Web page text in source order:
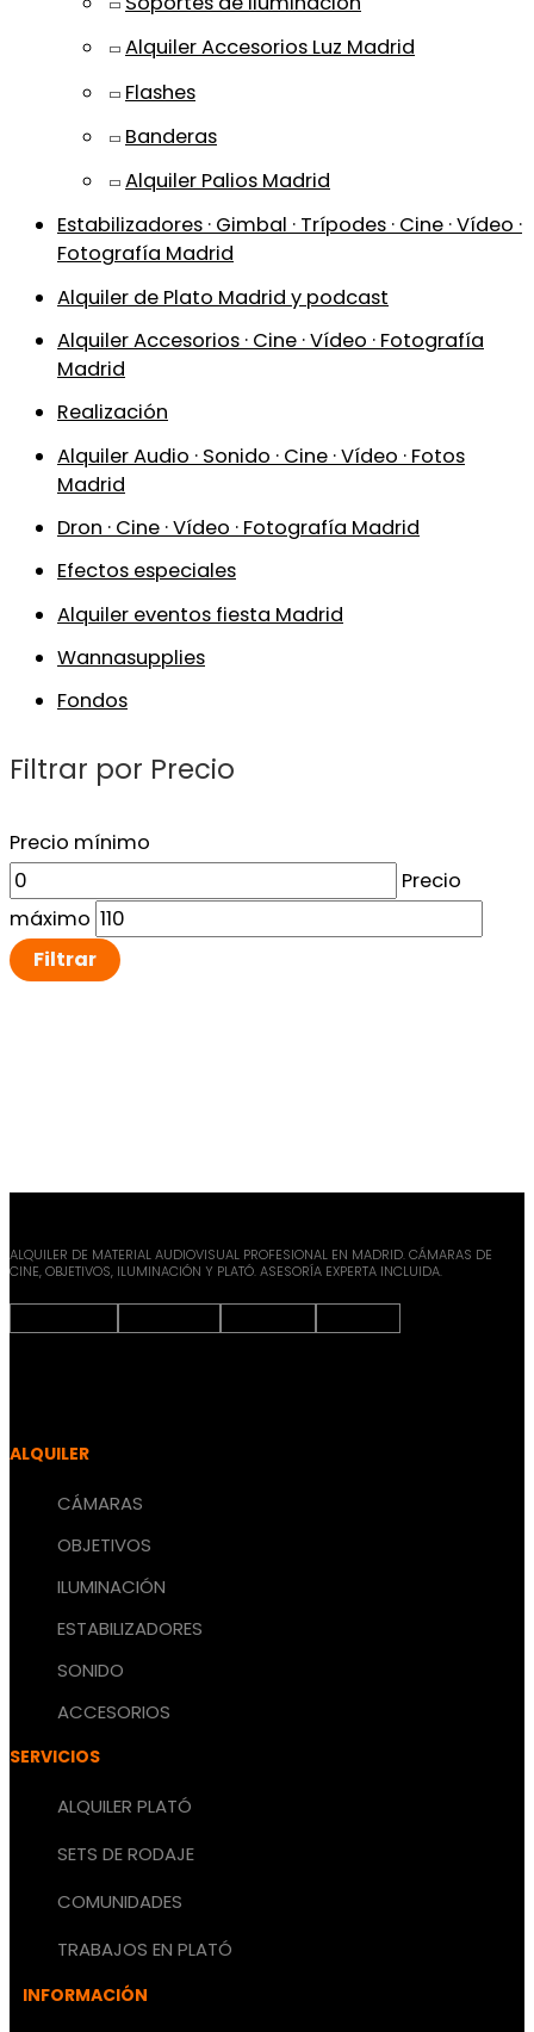
Alquiler Accesorios Luz Madrid
Flashes
Banderas
Alquiler Palios Madrid
Estabilizadores · Gimbal · Trípodes · Cine · Vídeo ·
Fotografía Madrid
Alquiler de Plato Madrid y podcast
Alquiler Accesorios · Cine · Vídeo · Fotografía
Madrid
Realización
Alquiler Audio · Sonido · Cine · Vídeo · Fotos
Madrid
Dron · Cine · Vídeo · Fotografía Madrid
Efectos especiales
Alquiler eventos fiesta Madrid
Wannasupplies
Fondos
Filtrar por Precio
Precio mínimo
Precio
máximo
Filtrar
ALQUILER DE MATERIAL AUDIOVISUAL PROFESIONAL EN MADRID. CÁMARAS DE
CINE, OBJETIVOS, ILUMINACIÓN Y PLATÓ. ASESORÍA EXPERTA INCLUIDA.
ALQUILER
CÁMARAS
OBJETIVOS
ILUMINACIÓN
ESTABILIZADORES
SONIDO
ACCESORIOS
SERVICIOS
ALQUILER PLATÓ
SETS DE RODAJE
COMUNIDADES
TRABAJOS EN PLATÓ
INFORMACIÓN